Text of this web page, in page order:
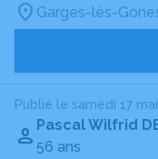
Garges-lès-
Publié le samedi 17
Pascal Wilfrid
56 ans